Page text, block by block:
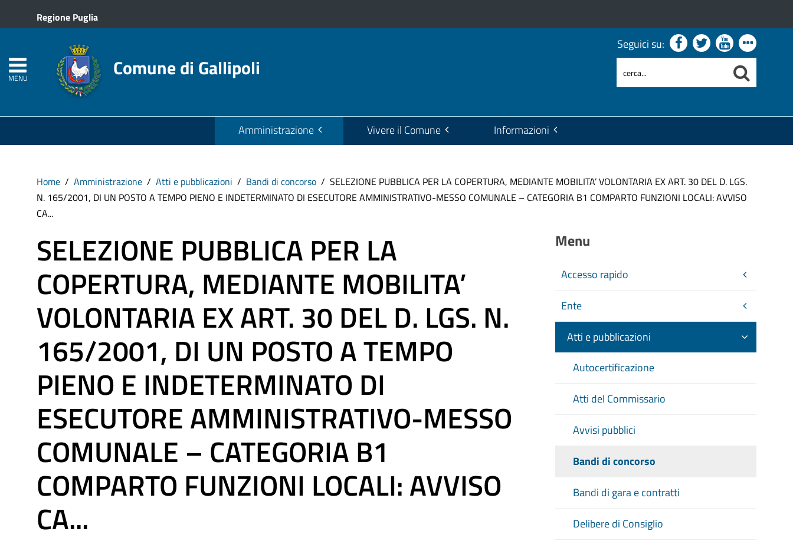
Regione Puglia
MENU Comune di Gallipoli
Seguici su:
Amministrazione Vivere il Comune Informazioni
Home Amministrazione Atti e pubblicazioni Bandi di concorso
SELEZIONE PUBBLICA PER LA COPERTURA, MEDIANTE MOBILITA’ VOLONTARIA EX ART. 30 DEL D. LGS.
N. 165/2001, DI UN POSTO A TEMPO PIENO E INDETERMINATO DI ESECUTORE AMMINISTRATIVO-MESSO COMUNALE – CATEGORIA B1 COMPARTO FUNZIONI LOCALI: AVVISO
CA...
SELEZIONE PUBBLICA PER LA
COPERTURA, MEDIANTE MOBILITA’
VOLONTARIA EX ART. 30 DEL D. LGS. N.
165/2001, DI UN POSTO A TEMPO
PIENO E INDETERMINATO DI
ESECUTORE AMMINISTRATIVO-MESSO
COMUNALE – CATEGORIA B1
COMPARTO FUNZIONI LOCALI: AVVISO
CA...
Menu
Accesso rapido
Ente
Atti e pubblicazioni
Autocertificazione
Atti del Commissario
Avvisi pubblici
Bandi di concorso
Bandi di gara e contratti
Delibere di Consiglio